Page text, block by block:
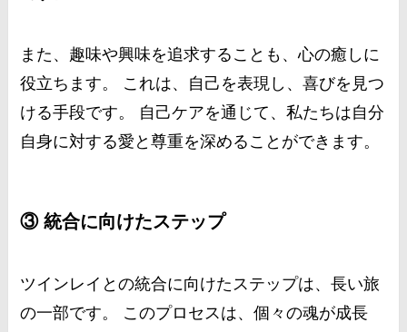
また、趣味や興味を追求することも、心の癒しに
役立ちます。 これは、自己を表現し、喜びを見つ
ける手段です。 自己ケアを通じて、私たちは自分
自身に対する愛と尊重を深めることができます。
③ 統合に向けたステップ
ツインレイとの統合に向けたステップは、長い旅
の一部です。 このプロセスは、個々の魂が成長